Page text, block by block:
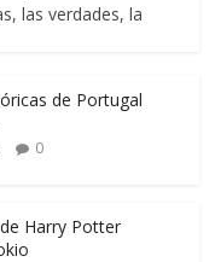
las verdades, la
de Portugal
0
Harry Potter